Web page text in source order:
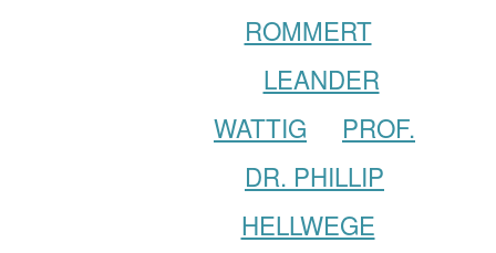
ROMMERT
LEANDER
WATTIG
PROF.
DR. PHILLIP
HELLWEGE